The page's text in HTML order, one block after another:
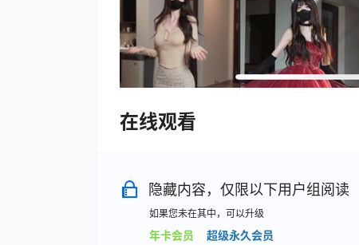
在线观看
隐藏内容，仅限以下用户组阅读
如果您未在其中，可以升级
年卡会员 超级永久会员